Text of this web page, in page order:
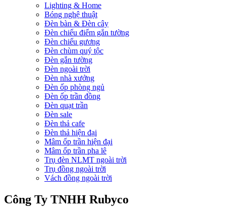
Lighting & Home
Bóng nghệ thuật
Đèn bàn & Đèn cây
Đèn chiếu điểm gắn tường
Đèn chiếu gương
Đèn chùm quý tộc
Đèn gắn tường
Đèn ngoài trời
Đèn nhà xưởng
Đèn ốp phòng ngủ
Đèn ốp trần đồng
Đèn quạt trần
Đèn sale
Đèn thả cafe
Đèn thả hiện đại
Mâm ốp trần hiện đại
Mâm ốp trần pha lê
Trụ đèn NLMT ngoài trời
Trụ đồng ngoài trời
Vách đồng ngoài trời
Công Ty TNHH Rubyco